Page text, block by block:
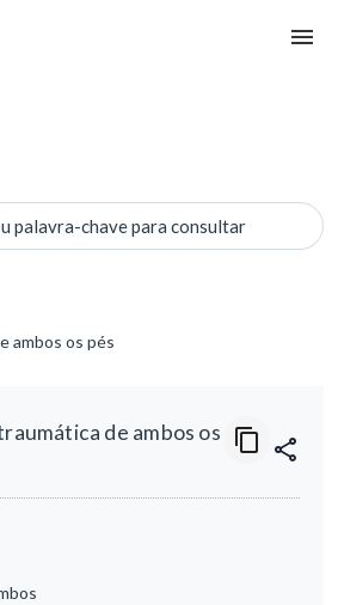
palavra-chave para consultar
ambos os pés
de ambos os